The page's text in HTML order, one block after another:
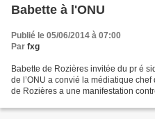
Babette à l'ONU
Publié le 05/06/2014 à 07:00
Par fxg
Babette de Rozières invitée du pr é
de l’ONU a convié la médiatique
de Rozières a une manifestation